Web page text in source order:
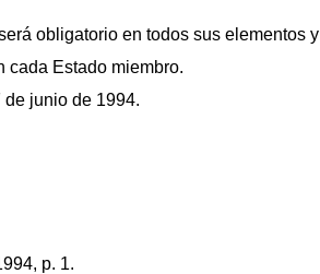
obligatorio en todos sus elementos y
cada Estado miembro.
junio de 1994.
p. 1.